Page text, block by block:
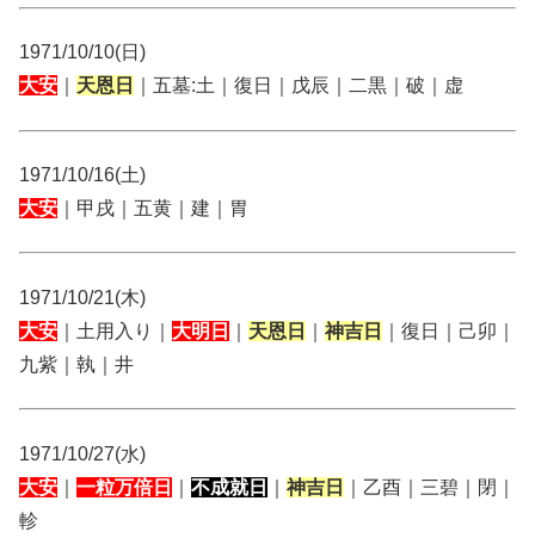
1971/10/10(日)
大安
天恩日 ｜五墓:土｜復日｜戊辰｜二黒｜破｜虚
1971/10/16(土)
大安 ｜甲戌｜五黄｜建｜胃
1971/10/21(木)
大安 ｜土用入り｜ 大明日 天恩日 神吉日
｜復日｜己卯｜
九紫｜執｜井
1971/10/27(水)
大安
一粒万倍日 不成就日 神吉日
｜乙酉｜三碧｜閉｜
軫